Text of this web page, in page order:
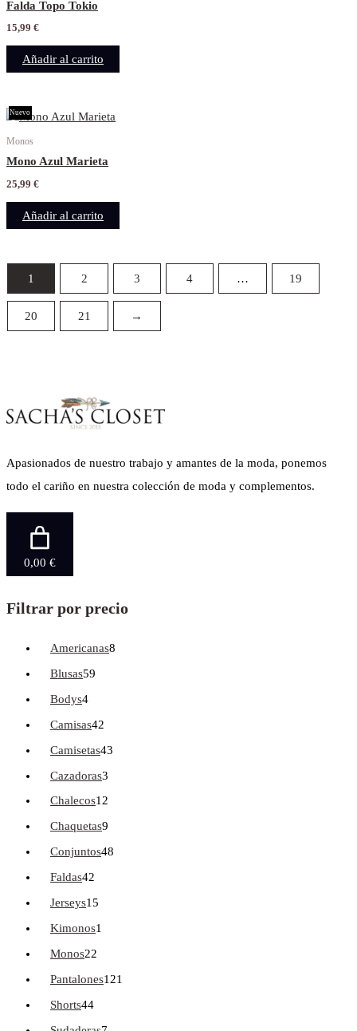
Apasionados de nuestro trabajo y amantes de la moda, ponemos
todo el cariño en nuestra colección de moda y complementos.
0,00 €
Filtrar por precio
Americanas8
Blusas59
Bodys4
Camisas42
Camisetas43
Cazadoras3
Chalecos12
Chaquetas9
Conjuntos48
Faldas42
Jerseys15
Kimonos1
Monos22
Pantalones121
Shorts44
Falda Topo Tokio
15,99 €
Añadir al carrito
Nuevo
Monos
Mono Azul Marieta
25,99 €
Añadir al carrito
1 2 3 4 … 19
20 21 →